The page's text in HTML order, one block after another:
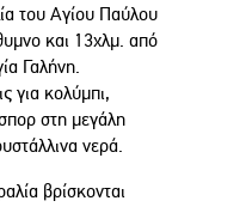
του Αγίου Παύλου
και 13χλμ. από
Γαλήνη.
για κολύμπι,
στη μεγάλη
νερά.
βρίσκονται